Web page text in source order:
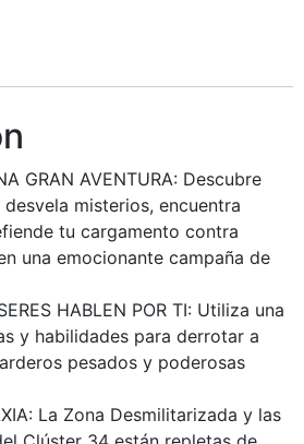
GRAN AVENTURA: Descubre
misterios, encuentra
tu cargamento contra
una emocionante campaña de
HABLEN POR TI: Utiliza una
y habilidades para derrotar a
pesados y poderosas
La Zona Desmilitarizada y las